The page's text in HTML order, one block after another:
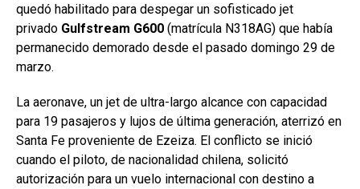
quedó habilitado para despegar un sofisticado jet
privado Gulfstream G600 (matrícula N318AG) que había
permanecido demorado desde el pasado domingo 29 de
marzo.
La aeronave, un jet de ultra-largo alcance con capacidad
para 19 pasajeros y lujos de última generación, aterrizó en
Santa Fe proveniente de Ezeiza. El conflicto se inició
cuando el piloto, de nacionalidad chilena, solicitó
autorización para un vuelo internacional con destino a